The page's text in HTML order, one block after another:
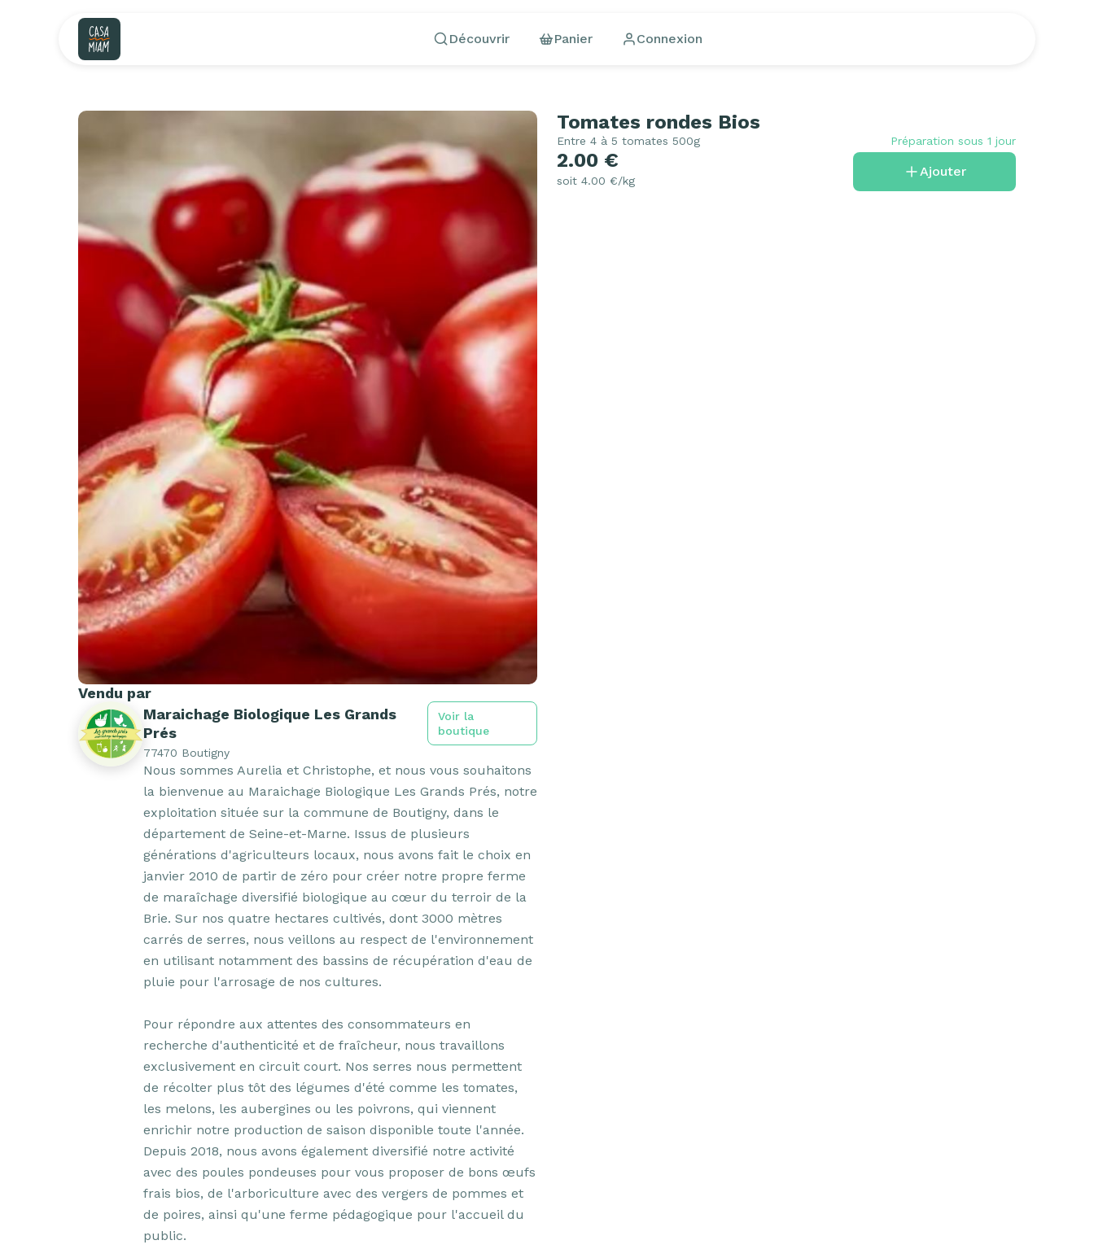
Découvrir Panier Connexion
Vendu par
Maraichage Biologique Les Grands
Prés
Voir la
boutique
77470 Boutigny
Nous sommes Aurelia et Christophe, et nous vous souhaitons
la bienvenue au Maraichage Biologique Les Grands Prés, notre
exploitation située sur la commune de Boutigny, dans le
département de Seine-et-Marne. Issus de plusieurs
générations d'agriculteurs locaux, nous avons fait le choix en
janvier 2010 de partir de zéro pour créer notre propre ferme
de maraîchage diversifié biologique au cœur du terroir de la
Brie. Sur nos quatre hectares cultivés, dont 3000 mètres
carrés de serres, nous veillons au respect de l'environnement
en utilisant notamment des bassins de récupération d'eau de
pluie pour l'arrosage de nos cultures.
Pour répondre aux attentes des consommateurs en
recherche d'authenticité et de fraîcheur, nous travaillons
exclusivement en circuit court. Nos serres nous permettent
de récolter plus tôt des légumes d'été comme les tomates,
les melons, les aubergines ou les poivrons, qui viennent
enrichir notre production de saison disponible toute l'année.
Depuis 2018, nous avons également diversifié notre activité
avec des poules pondeuses pour vous proposer de bons œufs
frais bios, de l'arboriculture avec des vergers de pommes et
de poires, ainsi qu'une ferme pédagogique pour l'accueil du
public.
Tomates rondes Bios
Entre 4 à 5 tomates 500g Préparation sous 1 jour
2.00 €
soit 4.00 €/kg
Ajouter